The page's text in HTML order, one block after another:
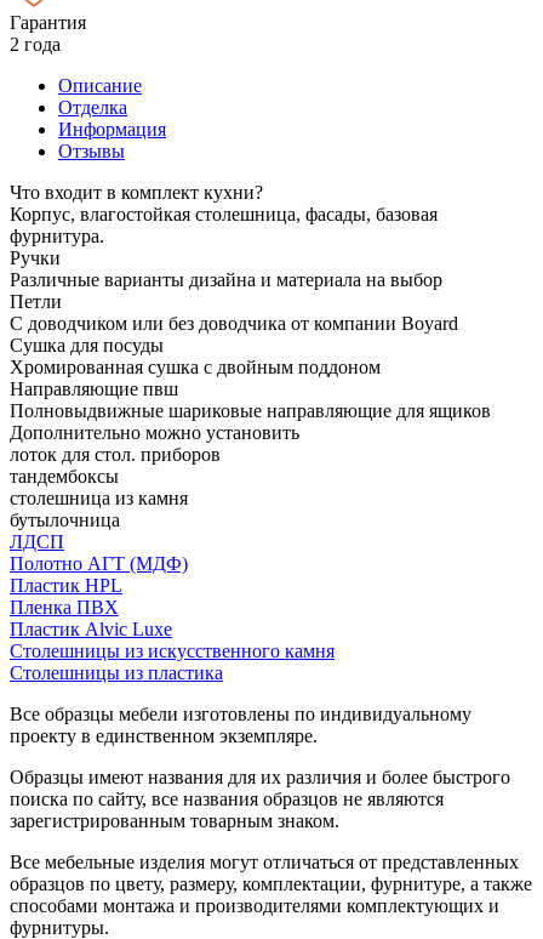
Гарантия
2 года
Описание
Отделка
Информация
Отзывы
Что входит в комплект кухни?
Корпус, влагостойкая столешница, фасады, базовая
фурнитура.
Ручки
Различные варианты дизайна и материала на выбор
Петли
С доводчиком или без доводчика от компании Boyard
Сушка для посуды
Хромированная сушка с двойным поддоном
Направляющие пвш
Полновыдвижные шариковые направляющие для ящиков
Дополнительно можно установить
лоток для стол. приборов
тандембоксы
столешница из камня
бутылочница
ЛДСП
Полотно АГТ (МДФ)
Пластик HPL
Пленка ПВХ
Пластик Alvic Luxe
Столешницы из искусственного камня
Столешницы из пластика
Все образцы мебели изготовлены по индивидуальному
проекту в единственном экземпляре.
Образцы имеют названия для их различия и более быстрого
поиска по сайту, все названия образцов не являются
зарегистрированным товарным знаком.
Все мебельные изделия могут отличаться от представленных
образцов по цвету, размеру, комплектации, фурнитуре, а также
способами монтажа и производителями комплектующих и
фурнитуры.